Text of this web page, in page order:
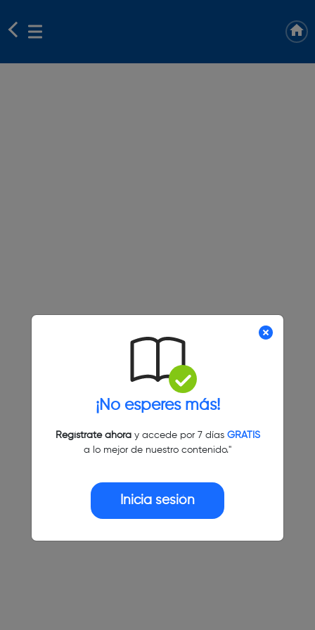
¡No esperes más!
Regístrate ahoray accede por 7 días GRATIS
a lo mejor de nuestro contenido."
Inicia sesión